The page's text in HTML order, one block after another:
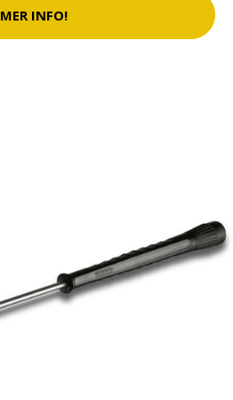
MER INFO!